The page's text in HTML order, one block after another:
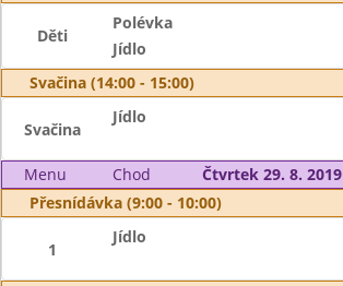
Děti
Polévka
Jídlo
Svačina (14:00 - 15:00)
Svačina
Jídlo
Menu Chod
Čtvrtek 29. 8. 2019
Přesnídávka (9:00 - 10:00)
1
Jídlo